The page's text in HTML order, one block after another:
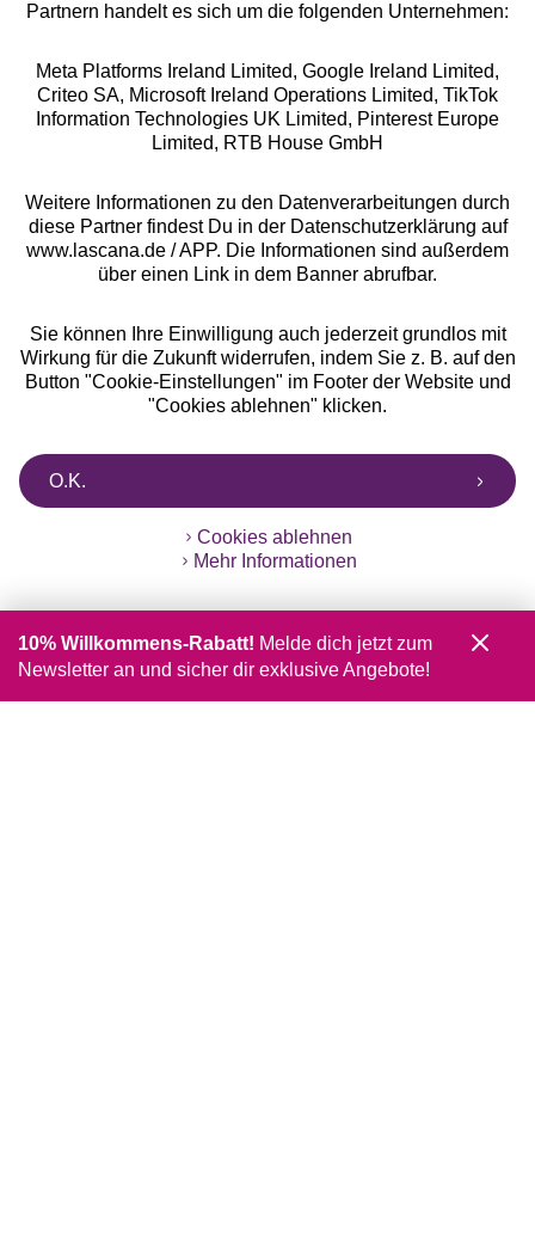
Alle Preise inkl. MwSt., zzgl.
Versandkosten
** Bonität vorausgesetzt, berechtigt zur Bonitätsprüfung
Partnern handelt es sich um die folgenden Unternehmen:
Meta Platforms Ireland Limited, Google Ireland Limited,
Criteo SA, Microsoft Ireland Operations Limited, TikTok
Information Technologies UK Limited, Pinterest Europe
Limited, RTB House GmbH
Weitere Informationen zu den Datenverarbeitungen durch
diese Partner findest Du in der Datenschutzerklärung auf
www.lascana.de / APP. Die Informationen sind außerdem
über einen Link in dem Banner abrufbar.
Sie können Ihre Einwilligung auch jederzeit grundlos mit
Wirkung für die Zukunft widerrufen, indem Sie z. B. auf den
Button "Cookie-Einstellungen" im Footer der Website und
"Cookies ablehnen" klicken.
O.K.
Cookies ablehnen
Mehr Informationen
10% Willkommens-Rabatt! Melde dich jetzt zum
Newsletter an und sicher dir exklusive Angebote!